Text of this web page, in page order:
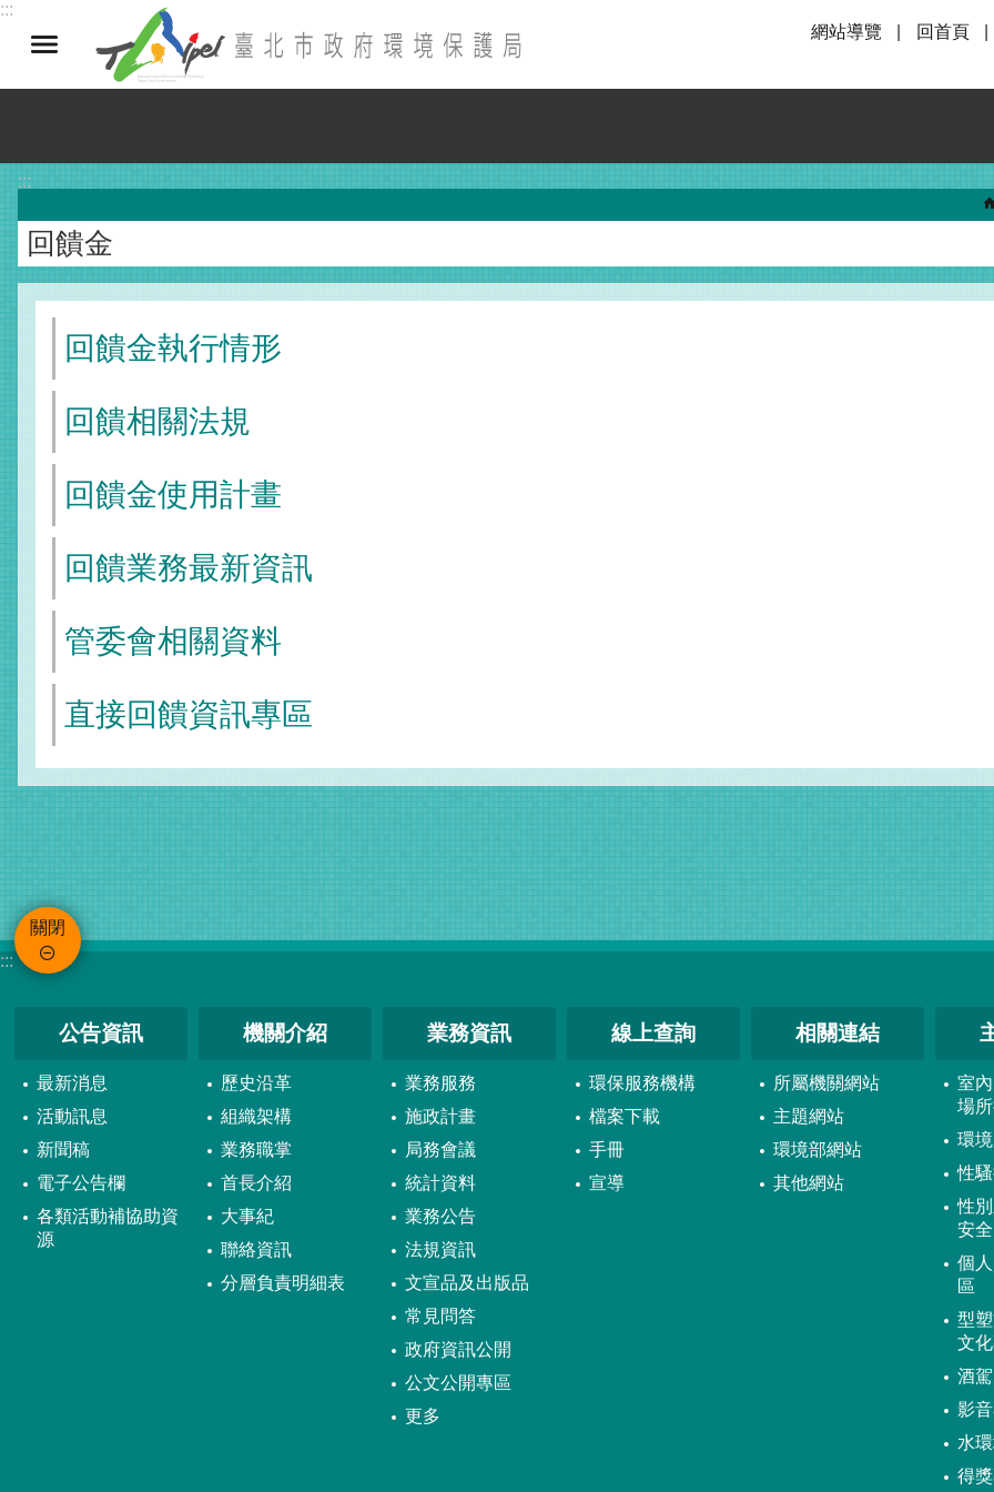
跳到主要內容區塊
:::
網站導覽
回首頁
:::
回饋金
回饋金執行情形
回饋相關法規
回饋金使用計畫
回饋業務最新資訊
管委會相關資料
直接回饋資訊專區
關閉
:::
公告資訊
最新消息
活動訊息
新聞稿
電子公告欄
各類活動補協助資
源
機關介紹
歷史沿革
組織架構
業務職掌
首長介紹
大事紀
聯絡資訊
分層負責明細表
業務資訊
業務服務
施政計畫
局務會議
統計資料
業務公告
法規資訊
文宣品及出版品
常見問答
政府資訊公開
公文公開專區
更多
線上查詢
環保服務機構
檔案下載
手冊
宣導
相關連結
所屬機關網站
主題網站
環境部網站
其他網站
室
場
環
性
性
安
個
區
型
文
酒
影
水
得